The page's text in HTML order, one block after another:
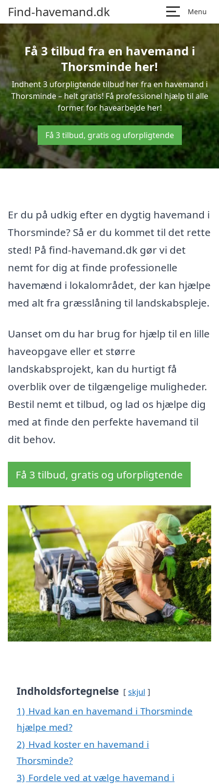
Find-havemand.dk Menu
Få 3 tilbud fra en havemand i
Thorsminde her!
Indhent 3 uforpligtende tilbud her fra en havemand i
Thorsminde – helt gratis! Få professionel hjælp til alle
former for havearbejde her!
Få 3 tilbud, gratis og uforpligtende
Er du på udkig efter en dygtig havemand i
Thorsminde? Så er du kommet til det rette
sted! På find-havemand.dk gør vi det
nemt for dig at finde professionelle
havemænd i lokalområdet, der kan hjælpe
med alt fra græsslåning til landskabspleje.
Uanset om du har brug for hjælp til en lille
haveopgave eller et større
landskabsprojekt, kan du hurtigt få
overblik over de tilgængelige muligheder.
Bestil nemt et tilbud, og lad os hjælpe dig
med at finde den perfekte havemand til
dit behov.
Få 3 tilbud, gratis og uforpligtende
Indholdsfortegnelse skjul
1) Hvad kan en havemand i Thorsminde
hjælpe med?
2) Hvad koster en havemand i
Thorsminde?
3) Fordele ved at vælge havemand i